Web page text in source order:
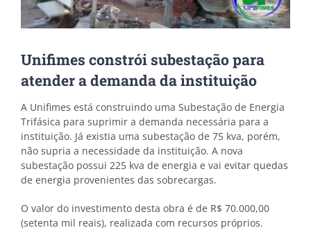
Unifimes constrói subestação para
atender a demanda da instituição
A Unifimes está construindo uma Subestação de Energia
Trifásica para suprimir a demanda necessária para a
instituição. Já existia uma subestação de 75 kva, porém,
não supria a necessidade da instituição. A nova
subestação possui 225 kva de energia e vai evitar quedas
de energia provenientes das sobrecargas.
O valor do investimento desta obra é de R$ 70.000,00
(setenta mil reais), realizada com recursos próprios.